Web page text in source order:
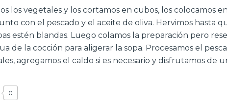
los vegetales y los cortamos en cubos, los colocamos
con el pescado y el aceite de oliva. Hervimos hasta
estén blandas. Luego colamos la preparación pero
de la cocción para aligerar la sopa. Procesamos el
agregamos el caldo si es necesario y disfrutamos de
0